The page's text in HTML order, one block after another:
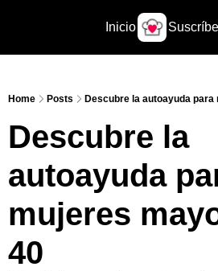
Inicio
Home Posts Descubre la autoayuda
Descubre la
autoayuda
mujeres
40